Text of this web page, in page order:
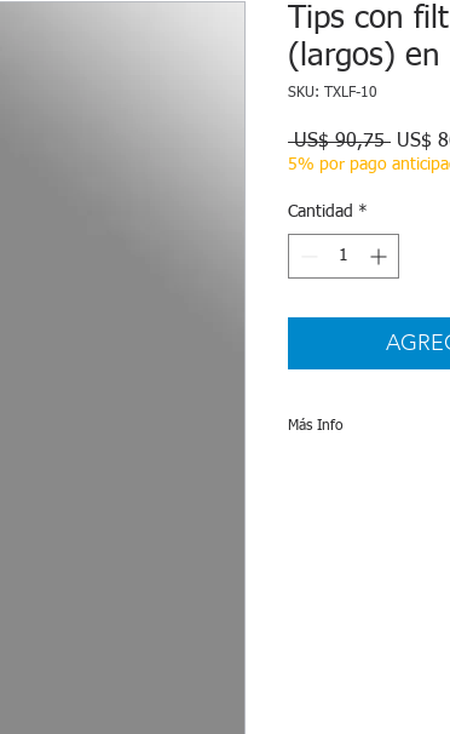
Tips con
(largos) en
SKU: TXLF-10
US$ 90,75 Precio
US$
5% por pago
Cantidad *
Más Info